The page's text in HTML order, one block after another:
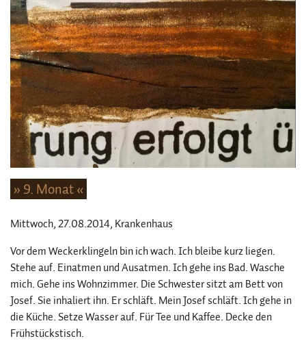
» 9. Monat «
Mittwoch, 27.08.2014, Krankenhaus
Vor dem Weckerklingeln bin ich wach. Ich bleibe kurz liegen.
Stehe auf. Einatmen und Ausatmen. Ich gehe ins Bad. Wasche
mich. Gehe ins Wohnzimmer. Die Schwester sitzt am Bett von
Josef. Sie inhaliert ihn. Er schläft. Mein Josef schläft. Ich gehe in
die Küche. Setze Wasser auf. Für Tee und Kaffee. Decke den
Frühstückstisch.